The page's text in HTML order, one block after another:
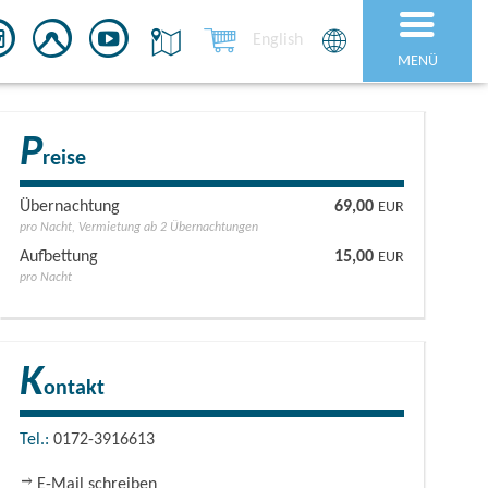
MENÜ
English
Preise
Übernachtung 69,00 EUR
pro Nacht, Vermietung ab 2 Übernachtungen
Aufbettung 15,00 EUR
pro Nacht
Kontakt
Tel.:0172-3916613
E-Mail schreiben